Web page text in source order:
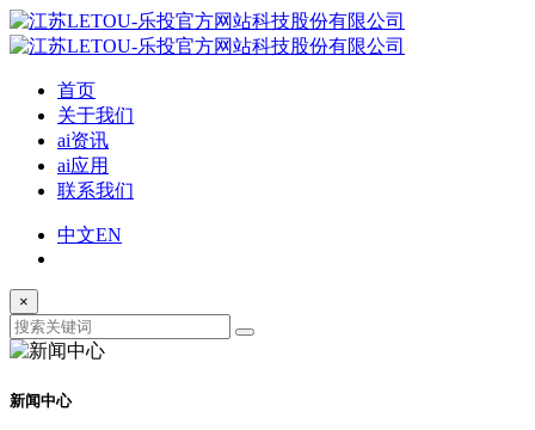
首页
关于我们
ai资讯
ai应用
联系我们
中文EN
×
新闻中心